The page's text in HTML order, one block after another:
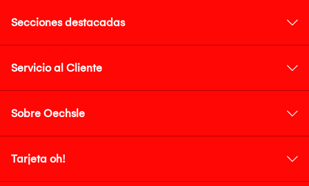
Secciones destacadas
Servicio al Cliente
Sobre Oechsle
Tarjeta oh!